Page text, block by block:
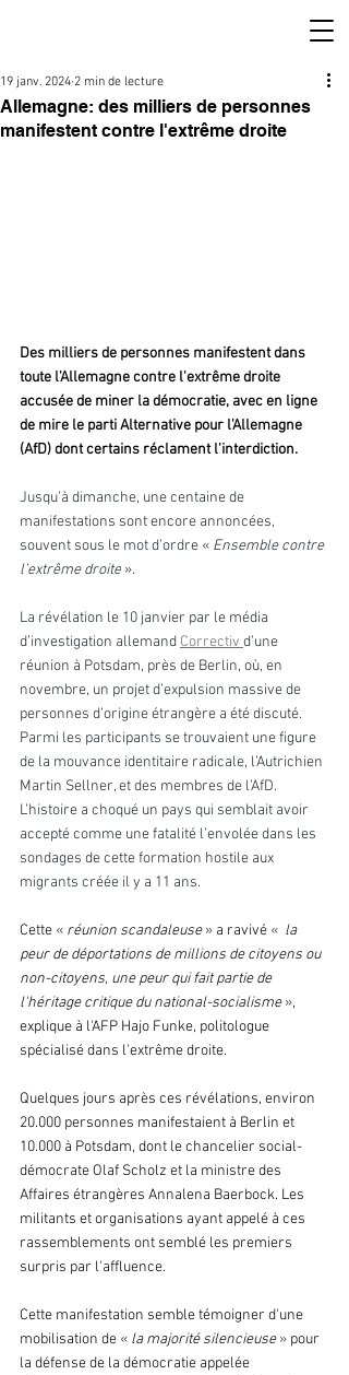
Allemagne: des milliers de personnes
manifestent contre l'extrême droite
19 janv. 2024 2 min de lecture
Des milliers de personnes manifestent dans
toute l'Allemagne contre l'extrême droite
accusée de miner la démocratie, avec en ligne
de mire le parti Alternative pour l'Allemagne
(AfD) dont certains réclament l'interdiction.
Jusqu’à dimanche, une centaine de
manifestations sont encore annoncées,
souvent sous le mot d’ordre « Ensemble contre
l’extrême droite ».
La révélation le 10 janvier par le média
d’investigation allemand Correctiv d’une
réunion à Potsdam, près de Berlin, où, en
novembre, un projet d’expulsion massive de
personnes d’origine étrangère a été discuté.
Parmi les participants se trouvaient une figure
de la mouvance identitaire radicale, l’Autrichien
Martin Sellner, et des membres de l’AfD.
L’histoire a choqué un pays qui semblait avoir
accepté comme une fatalité l’envolée dans les
sondages de cette formation hostile aux
migrants créée il y a 11 ans.
Cette « réunion scandaleuse » a ravivé « la
peur de déportations de millions de citoyens ou
non-citoyens, une peur qui fait partie de
l'héritage critique du national-socialisme »,
explique à l'AFP Hajo Funke, politologue
spécialisé dans l'extrême droite.
Quelques jours après ces révélations, environ
20.000 personnes manifestaient à Berlin et
10.000 à Potsdam, dont le chancelier social-
démocrate Olaf Scholz et la ministre des
Affaires étrangères Annalena Baerbock. Les
militants et organisations ayant appelé à ces
rassemblements ont semblé les premiers
surpris par l'affluence.
Cette manifestation semble témoigner d'une
mobilisation de « la majorité silencieuse » pour
la défense de la démocratie appelée